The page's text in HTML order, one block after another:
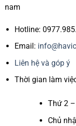
nam
Hotline:
Email:
Liên hệ và góp ý
Thời gian làm
Thứ 2
Chủ